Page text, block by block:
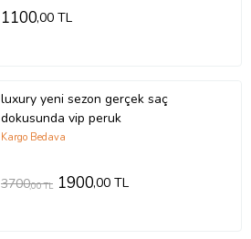
1100,00 TL
luxury yeni sezon gerçek saç
dokusunda vip peruk
Kargo Bedava
3700,00 TL 1900,00 TL